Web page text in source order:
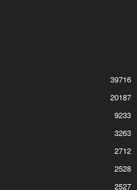
39716
20187
9233
3263
2712
2528
2527